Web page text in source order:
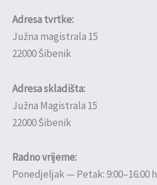
Adresa tvrtke:
Južna magistrala 15
22000 Šibenik
Adresa skladišta:
Južna Magistrala 15
22000 Šibenik
Radno vrijeme:
Ponedjeljak — Petak: 9:00–16:00 h